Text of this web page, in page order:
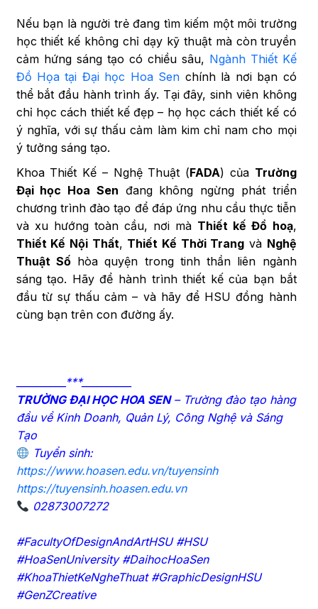
Nếu bạn là người trẻ đang tìm kiếm một môi trường
học thiết kế không chỉ dạy kỹ thuật mà còn truyền
cảm hứng sáng tạo có chiều sâu, Ngành Thiết Kế
Đồ Họa tại Đại học Hoa Sen chính là nơi bạn có
thể bắt đầu hành trình ấy. Tại đây, sinh viên không
chỉ học cách thiết kế đẹp – họ học cách thiết kế có
ý nghĩa, với sự thấu cảm làm kim chỉ nam cho mọi
ý tưởng sáng tạo.
Khoa Thiết Kế – Nghệ Thuật (FADA) của Trường
Đại học Hoa Sen đang không ngừng phát triển
chương trình đào tạo để đáp ứng nhu cầu thực tiễn
và xu hướng toàn cầu, nơi mà Thiết kế Đồ hoạ,
Thiết Kế Nội Thất, Thiết Kế Thời Trang và Nghệ
Thuật Sốhòa quyện trong tinh thần liên ngành
sáng tạo. Hãy để hành trình thiết kế của bạn bắt
đầu từ sự thấu cảm – và hãy để HSU đồng hành
cùng bạn trên con đường ấy.
__________***__________
TRƯỜNG ĐẠI HỌC HOA SEN– Trường đào tạo hàng
đầu về Kinh Doanh, Quản Lý, Công Nghệ và Sáng
Tạo
Tuyển sinh:
https://www.hoasen.edu.vn/tuyensinh
https://tuyensinh.hoasen.edu.vn
02873007272
#FacultyOfDesignAndArtHSU #HSU
#HoaSenUniversity #DaihocHoaSen
#KhoaThietKeNgheThuat #GraphicDesignHSU
#GenZCreative